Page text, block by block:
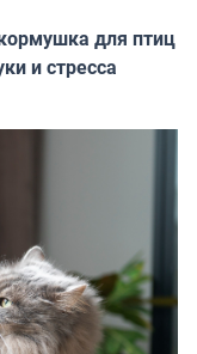
для птиц
и стресса